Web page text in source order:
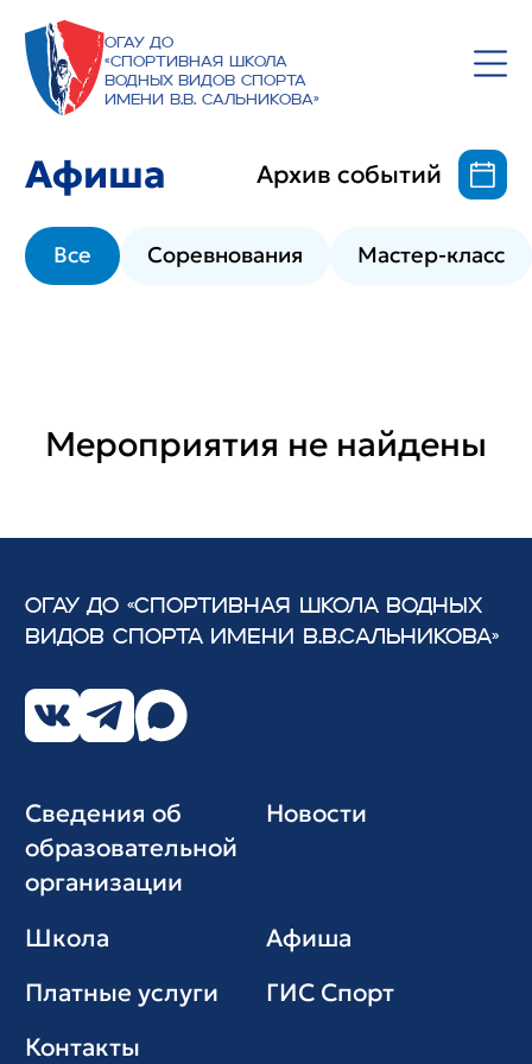
ОГАУ ДО
«Спортивная школа
водных видов спорта
имени В.В. Сальникова»
Афиша Архив событий
Все Соревнования Мастер-класс
Мероприятия не найдены
ОГАУ ДО «СПОРТИВНАЯ ШКОЛА ВОДНЫХ
ВИДОВ СПОРТА ИМЕНИ В.В.САЛЬНИКОВА»
Сведения об
образовательной
организации
Новости
Школа
Афиша
Платные услуги
ГИС Cпорт
Контакты